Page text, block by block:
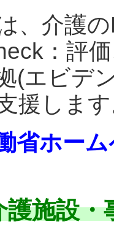
、介護
：評
(エビデ
援しま
省ホー
施設